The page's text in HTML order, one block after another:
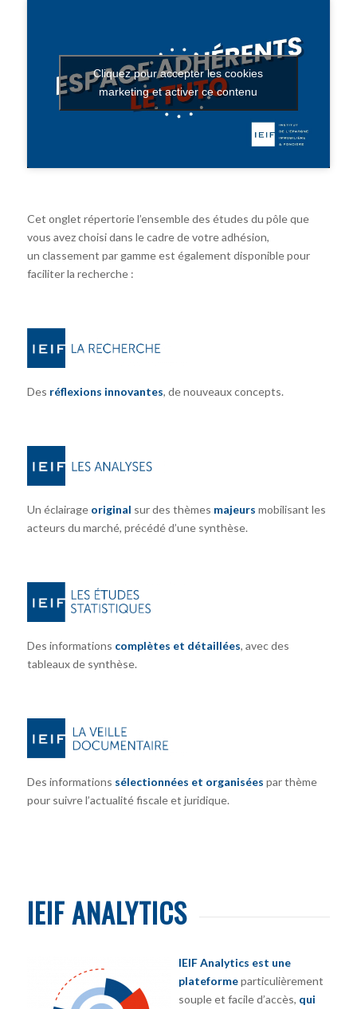
Cliquez pour accepter les cookies
marketing et activer ce contenu
Cet onglet répertorie l’ensemble des études du pôle que
vous avez choisi dans le cadre de votre adhésion,
un classement par gamme est également disponible pour
faciliter la recherche :
Des réflexions innovantes, de nouveaux concepts.
Un éclairage original sur des thèmes majeurs mobilisant les
acteurs du marché, précédé d’une synthèse.
Des informations complètes et détaillées, avec des
tableaux de synthèse.
Des informations sélectionnées et organisées par thème
pour suivre l’actualité fiscale et juridique.
IEIF ANALYTICS
IEIF Analytics est une
plateformeparticulièrement
souple et facile d’accès, qui